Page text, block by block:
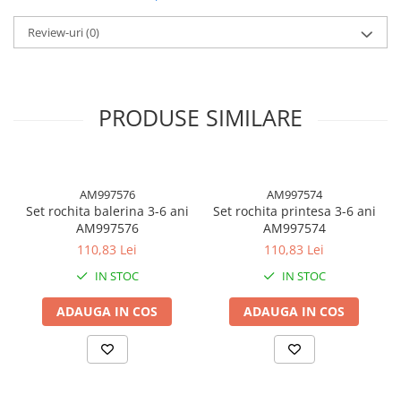
Review-uri(0)
PRODUSE SIMILARE
AM997576
Set rochita balerina 3-6 ani
AM997576
110,83 Lei
IN STOC
ADAUGA IN COS
AM997574
Set rochita printesa 3-6 ani
AM997574
110,83 Lei
IN STOC
ADAUGA IN COS